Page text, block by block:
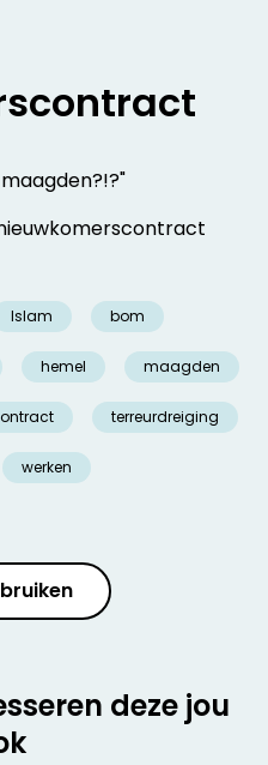
Islam bom
hemel maagden
terreurdreiging
werken
deze jou